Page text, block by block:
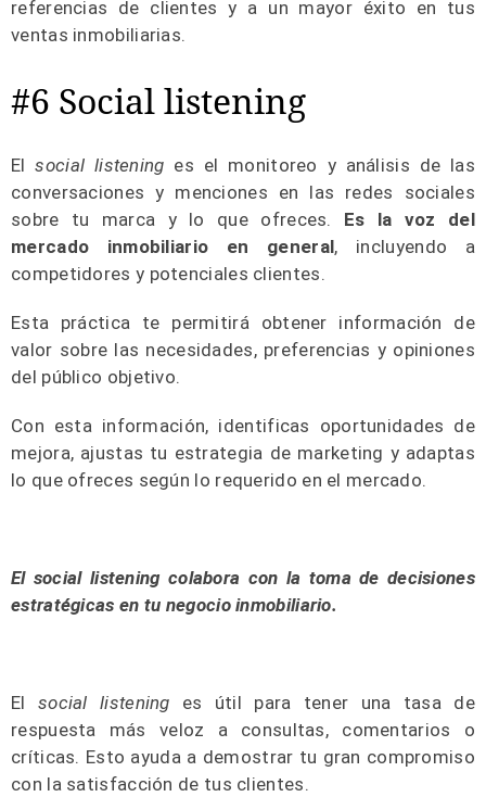
referencias de clientes y a un mayor éxito en tus
ventas inmobiliarias.
#6 Social listening
Elsocial listening es el monitoreo y análisis de las
conversaciones y menciones en las redes sociales
sobre tu marca y lo que ofreces. Es la voz del
mercado inmobiliario en general, incluyendo a
competidores y potenciales clientes.
Esta práctica te permitirá obtener información de
valor sobre las necesidades, preferencias y opiniones
del público objetivo.
Con esta información, identificas oportunidades de
mejora, ajustas tu estrategia de marketing y adaptas
lo que ofreces según lo requerido en el mercado.
El social listening colabora con la toma de decisiones
estratégicas en tu negocio inmobiliario.
El social listening es útil para tener una tasa de
respuesta más veloz a consultas, comentarios o
críticas. Esto ayuda a demostrar tu gran compromiso
con la satisfacción de tus clientes.